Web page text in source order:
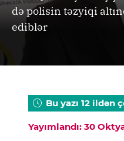
də polisin təzyiqi
ediblər
Bu yazı 12 ildən
Yayımlandı: 30